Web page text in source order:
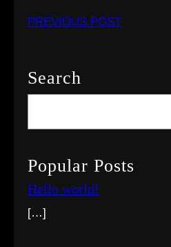
PREVIOUS POST
Search
c
h
Popular Posts
Hello world!
[…]